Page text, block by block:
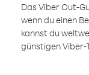
Das Viber Out-
wenn du einen
kannst du
günstigen Viber-